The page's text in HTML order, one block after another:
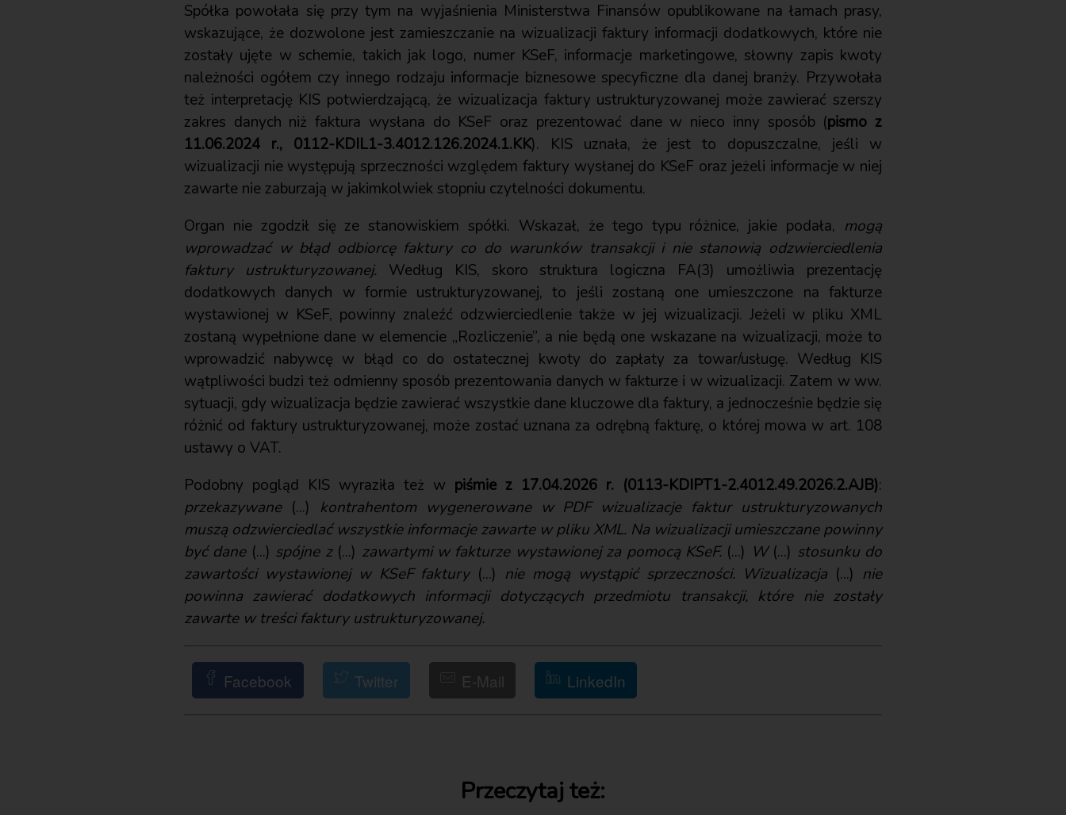
Spółka powołała się przy tym na wyjaśnienia Ministerstwa Finansów opublikowane na łamach prasy,
wskazujące, że dozwolone jest zamieszczanie na wizualizacji faktury informacji dodatkowych, które nie
zostały ujęte w schemie, takich jak logo, numer KSeF, informacje marketingowe, słowny zapis kwoty
należności ogółem czy innego rodzaju informacje biznesowe specyficzne dla danej branży. Przywołała
też interpretację KIS potwierdzającą, że wizualizacja faktury ustrukturyzowanej może zawierać szerszy
zakres danych niż faktura wysłana do KSeF oraz prezentować dane w nieco inny sposób (pismo z
11.06.2024 r., 0112-KDIL1-3.4012.126.2024.1.KK). KIS uznała, że jest to dopuszczalne, jeśli w
wizualizacji nie występują sprzeczności względem faktury wysłanej do KSeF oraz jeżeli informacje w niej
zawarte nie zaburzają w jakimkolwiek stopniu czytelności dokumentu.
Organ nie zgodził się ze stanowiskiem spółki. Wskazał, że tego typu różnice, jakie podała, mogą
wprowadzać w błąd odbiorcę faktury co do warunków transakcji i nie stanowią odzwierciedlenia
faktury ustrukturyzowanej. Według KIS, skoro struktura logiczna FA(3) umożliwia prezentację
dodatkowych danych w formie ustrukturyzowanej, to jeśli zostaną one umieszczone na fakturze
wystawionej w KSeF, powinny znaleźć odzwierciedlenie także w jej wizualizacji. Jeżeli w pliku XML
zostaną wypełnione dane w elemencie „Rozliczenie”, a nie będą one wskazane na wizualizacji, może to
wprowadzić nabywcę w błąd co do ostatecznej kwoty do zapłaty za towar/usługę. Według KIS
wątpliwości budzi też odmienny sposób prezentowania danych w fakturze i w wizualizacji. Zatem w ww.
sytuacji, gdy wizualizacja będzie zawierać wszystkie dane kluczowe dla faktury, a jednocześnie będzie się
różnić od faktury ustrukturyzowanej, może zostać uznana za odrębną fakturę, o której mowa w art. 108
ustawy o VAT.
Podobny pogląd KIS wyraziła też w piśmie z 17.04.2026 r. (0113-KDIPT1-2.4012.49.2026.2.AJB):
przekazywane(...) kontrahentom wygenerowane w PDF wizualizacje faktur ustrukturyzowanych
muszą odzwierciedlać wszystkie informacje zawarte w pliku XML. Na wizualizacji umieszczane powinny
być dane(...) spójne z(...) zawartymi w fakturze wystawionej za pomocą KSeF.(...) W(...) stosunku do
zawartości wystawionej w KSeF faktury(...) nie mogą wystąpić sprzeczności. Wizualizacja (...) nie
powinna zawierać dodatkowych informacji dotyczących przedmiotu transakcji, które nie zostały
zawarte w treści faktury ustrukturyzowanej.
Facebook Twitter E-Mail LinkedIn
Przeczytaj też: